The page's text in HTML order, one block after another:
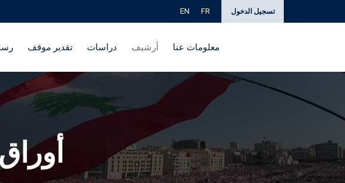
EN FR تسجيل الدخول
معلومات عنا أرشيف دراسات تقدير موقف